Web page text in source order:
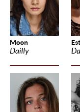
Moon
Dailly